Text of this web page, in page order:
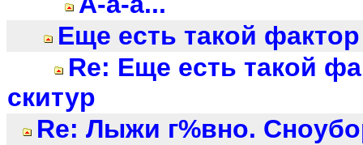
Еще есть такой фактор
Re: Еще есть такой
скитур
Re: Лыжи г%вно.